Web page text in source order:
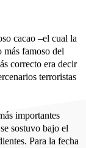
cacao –el cual la
famoso del
correcto era decir
terroristas
importantes
sostuvo bajo el
Para la fecha